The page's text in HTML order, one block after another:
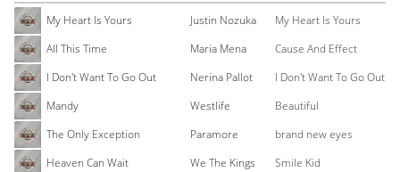
My Heart Is Yours Justin Nozuka
My Heart Is Yours
All This Time
Maria Mena
Cause And Effect
I Don't Want To Go Out
Nerina Pallot
I Don't Want To Go Out
Mandy
Westlife
Beautiful
The Only Exception
Paramore
brand new eyes
Heaven Can Wait
We The Kings
Smile Kid